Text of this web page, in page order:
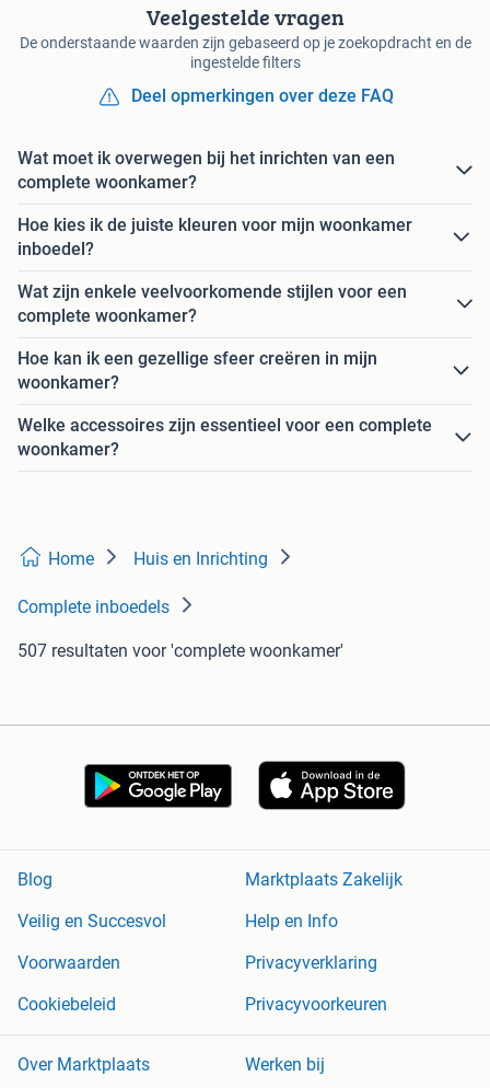
Veelgestelde vragen
De onderstaande waarden zijn gebaseerd op je zoekopdracht en de
ingestelde filters
Deel opmerkingen over deze FAQ
Wat moet ik overwegen bij het inrichten van een
complete woonkamer?
Hoe kies ik de juiste kleuren voor mijn woonkamer
inboedel?
Wat zijn enkele veelvoorkomende stijlen voor een
complete woonkamer?
Hoe kan ik een gezellige sfeer creëren in mijn
woonkamer?
Welke accessoires zijn essentieel voor een complete
woonkamer?
Home Huis en Inrichting
Complete inboedels
507 resultaten voor 'complete woonkamer'
Blog
Marktplaats Zakelijk
Veilig en Succesvol
Help en Info
Voorwaarden
Privacyverklaring
Cookiebeleid
Privacyvoorkeuren
Over Marktplaats Werken bij